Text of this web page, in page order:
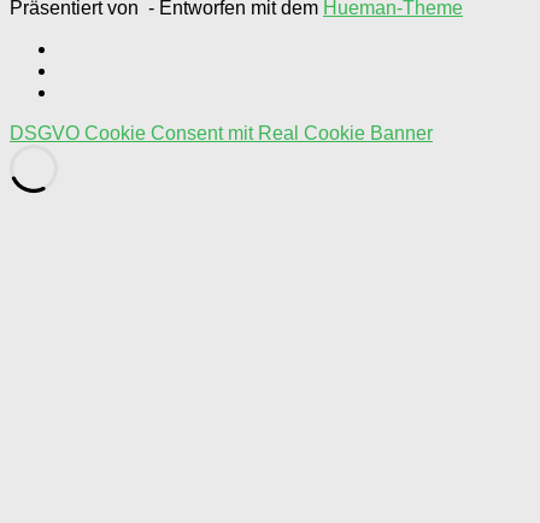
Präsentiert von - Entworfen mit dem Hueman-Theme
DSGVO Cookie Consent mit Real Cookie Banner